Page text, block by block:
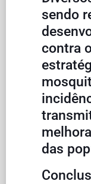
sendo
contra
das